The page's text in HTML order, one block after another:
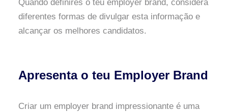
Quando definires o teu employer brand, considera
diferentes formas de divulgar esta informação e
alcançar os melhores candidatos.
Apresenta o teu Employer Brand
Criar um employer brand impressionante é uma